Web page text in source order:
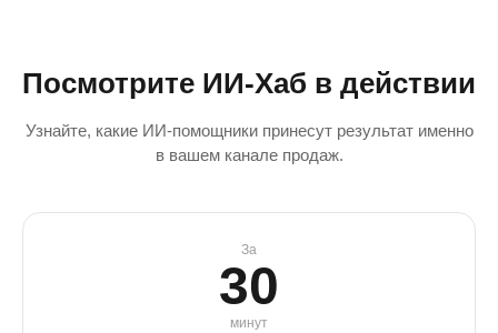
Посмотрите ИИ-Хаб в действии
Узнайте, какие ИИ-помощники принесут результат именно
в вашем канале продаж.
За
30
минут